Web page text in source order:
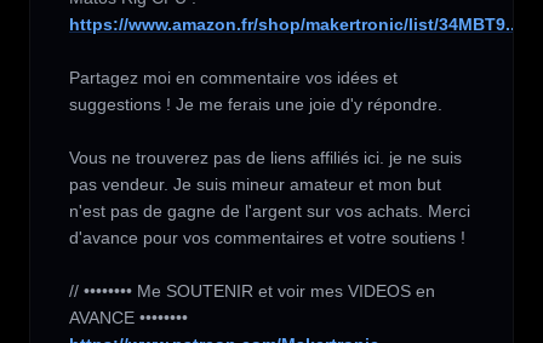
https://www.amazon.fr/shop/makertronic/list/34MBT9...
Partagez moi en commentaire vos idées et
suggestions ! Je me ferais une joie d'y répondre.
Vous ne trouverez pas de liens affiliés ici. je ne suis
pas vendeur. Je suis mineur amateur et mon but
n'est pas de gagne de l'argent sur vos achats. Merci
d'avance pour vos commentaires et votre soutiens !
// •••••••• Me SOUTENIR et voir mes VIDEOS en